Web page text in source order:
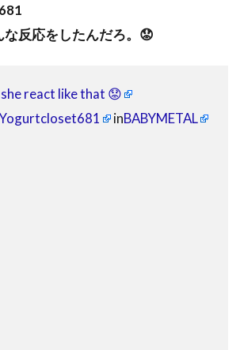
反応をしたんだろ。😟
react like that 😟
inBABYMETAL